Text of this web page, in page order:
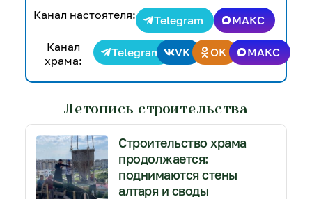
Канал настоятеля:
Telegram
МАКС
Канал
храма:
Telegram VK OK МАКС
Летопись строительства
Строительство храма
продолжается:
поднимаются стены
алтаря и своды